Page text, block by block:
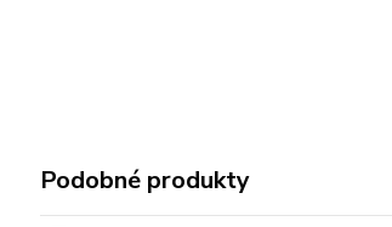
Podobné produkty